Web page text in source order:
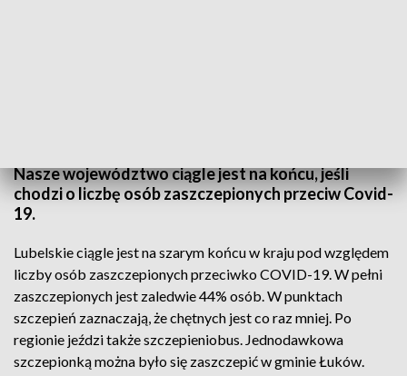
Nasze województwo ciągle jest na końcu, jeśli
chodzi o liczbę osób zaszczepionych przeciw Covid-
19.
Lubelskie ciągle jest na szarym końcu w kraju pod względem
liczby osób zaszczepionych przeciwko COVID-19. W pełni
zaszczepionych jest zaledwie 44% osób. W punktach
szczepień zaznaczają, że chętnych jest co raz mniej. Po
regionie jeździ także szczepieniobus. Jednodawkowa
szczepionką można było się zaszczepić w gminie Łuków.